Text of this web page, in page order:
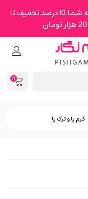
اولین هدیه ما به شما:10درصد تخفیف تا
0
کرم پا و ترک پا